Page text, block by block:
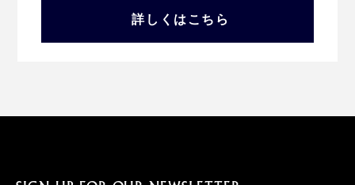
贈り物に、ぜひどうぞ。詳しくはこちら